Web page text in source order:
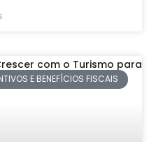
E BENEFÍCIOS FISCAIS